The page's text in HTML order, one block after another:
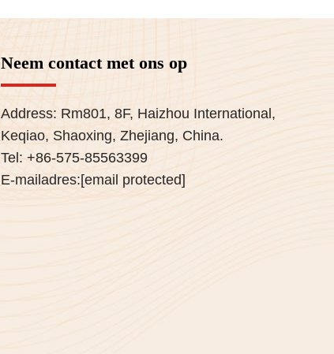
Neem contact met ons op
Address: Rm801, 8F, Haizhou International,
Keqiao, Shaoxing, Zhejiang, China.
Tel: +86-575-85563399
E-mailadres:[email protected]